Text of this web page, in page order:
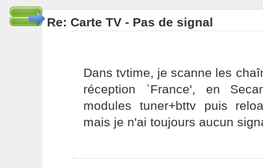
Re: Carte TV - Pas de signal
Dans tvtime, je scanne les
réception `France', en
modules tuner+bttv puis
mais je n'ai toujours aucun